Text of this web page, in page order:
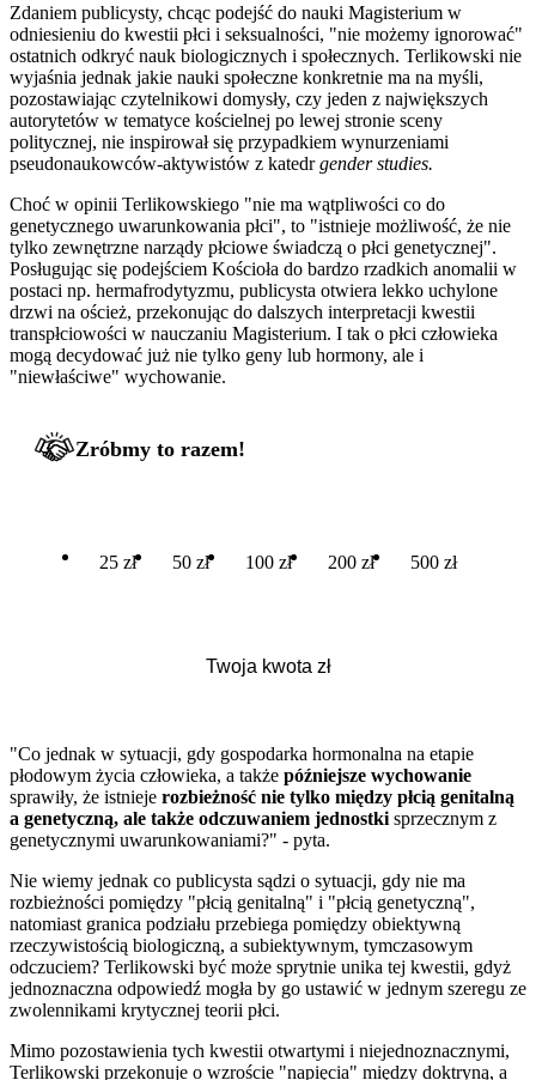
Zdaniem publicysty, chcąc podejść do nauki Magisterium w
odniesieniu do kwestii płci i seksualności, "nie możemy ignorować"
ostatnich odkryć nauk biologicznych i społecznych. Terlikowski nie
wyjaśnia jednak jakie nauki społeczne konkretnie ma na myśli,
pozostawiając czytelnikowi domysły, czy jeden z największych
autorytetów w tematyce kościelnej po lewej stronie sceny
politycznej, nie inspirował się przypadkiem wynurzeniami
pseudonaukowców-aktywistów z katedrgender studies.
Choć w opinii Terlikowskiego "nie ma wątpliwości co do
genetycznego uwarunkowania płci", to "istnieje możliwość, że nie
tylko zewnętrzne narządy płciowe świadczą o płci genetycznej".
Posługując się podejściem Kościoła do bardzo rzadkich anomalii w
postaci np. hermafrodytyzmu, publicysta otwiera lekko uchylone
drzwi na oścież, przekonując do dalszych interpretacji kwestii
transpłciowości w nauczaniu Magisterium. I tak o płci człowieka
mogą decydować już nie tylko geny lub hormony, ale i
"niewłaściwe" wychowanie.
Zróbmy to razem!
25 zł 50 zł 100 zł 200 zł 500 zł
"Co jednak w sytuacji, gdy gospodarka hormonalna na etapie
płodowym życia człowieka, a także późniejsze wychowanie
sprawiły, że istnieje rozbieżność nie tylko między płcią genitalną
a genetyczną, ale także odczuwaniem jednostki sprzecznym z
genetycznymi uwarunkowaniami?" - pyta.
Nie wiemy jednak co publicysta sądzi o sytuacji, gdy nie ma
rozbieżności pomiędzy "płcią genitalną" i "płcią genetyczną",
natomiast granica podziału przebiega pomiędzy obiektywną
rzeczywistością biologiczną, a subiektywnym, tymczasowym
odczuciem? Terlikowski być może sprytnie unika tej kwestii, gdyż
jednoznaczna odpowiedź mogła by go ustawić w jednym szeregu ze
zwolennikami krytycznej teorii płci.
Mimo pozostawienia tych kwestii otwartymi i niejednoznacznymi,
Terlikowski przekonuje o wzroście "napięcia" między doktryną, a